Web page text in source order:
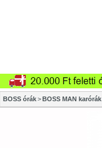
BOSS órák > BOSS MAN karórák